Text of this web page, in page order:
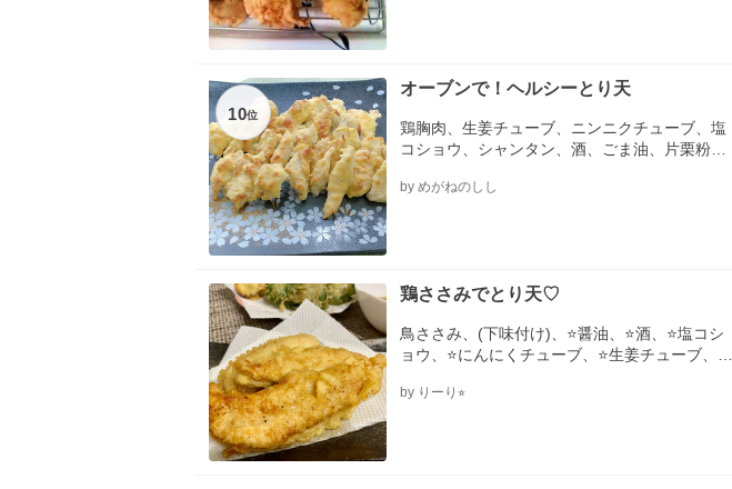
10位
オーブンで！ヘルシーとり天
鶏胸肉、生姜チューブ、ニンニクチューブ、塩
コショウ、シャンタン、酒、ごま油、片栗粉、
by めがねのしし
鶏ささみでとり天♡
鳥ささみ、(下味付け)、⭐醤油、⭐酒、⭐塩コシ
ョウ、⭐にんにくチューブ、⭐生姜チューブ、天
by りーり⭐︎